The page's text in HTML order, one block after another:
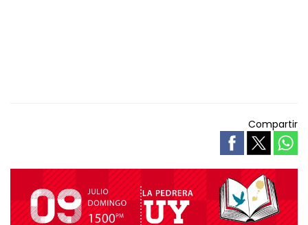
Compartir